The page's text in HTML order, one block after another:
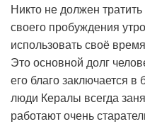
Никто не должен
своего пробуждения
использовать своё
Это основной долг
его благо заключается
люди Кералы всегда
работают очень